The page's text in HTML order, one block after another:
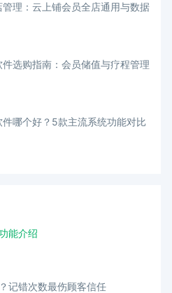
管理：云上铺会员全店通用与数据
选购指南：会员储值与疗程管理
件哪个好？5款主流系统功能对比
能介绍
记错次数最伤顾客信任